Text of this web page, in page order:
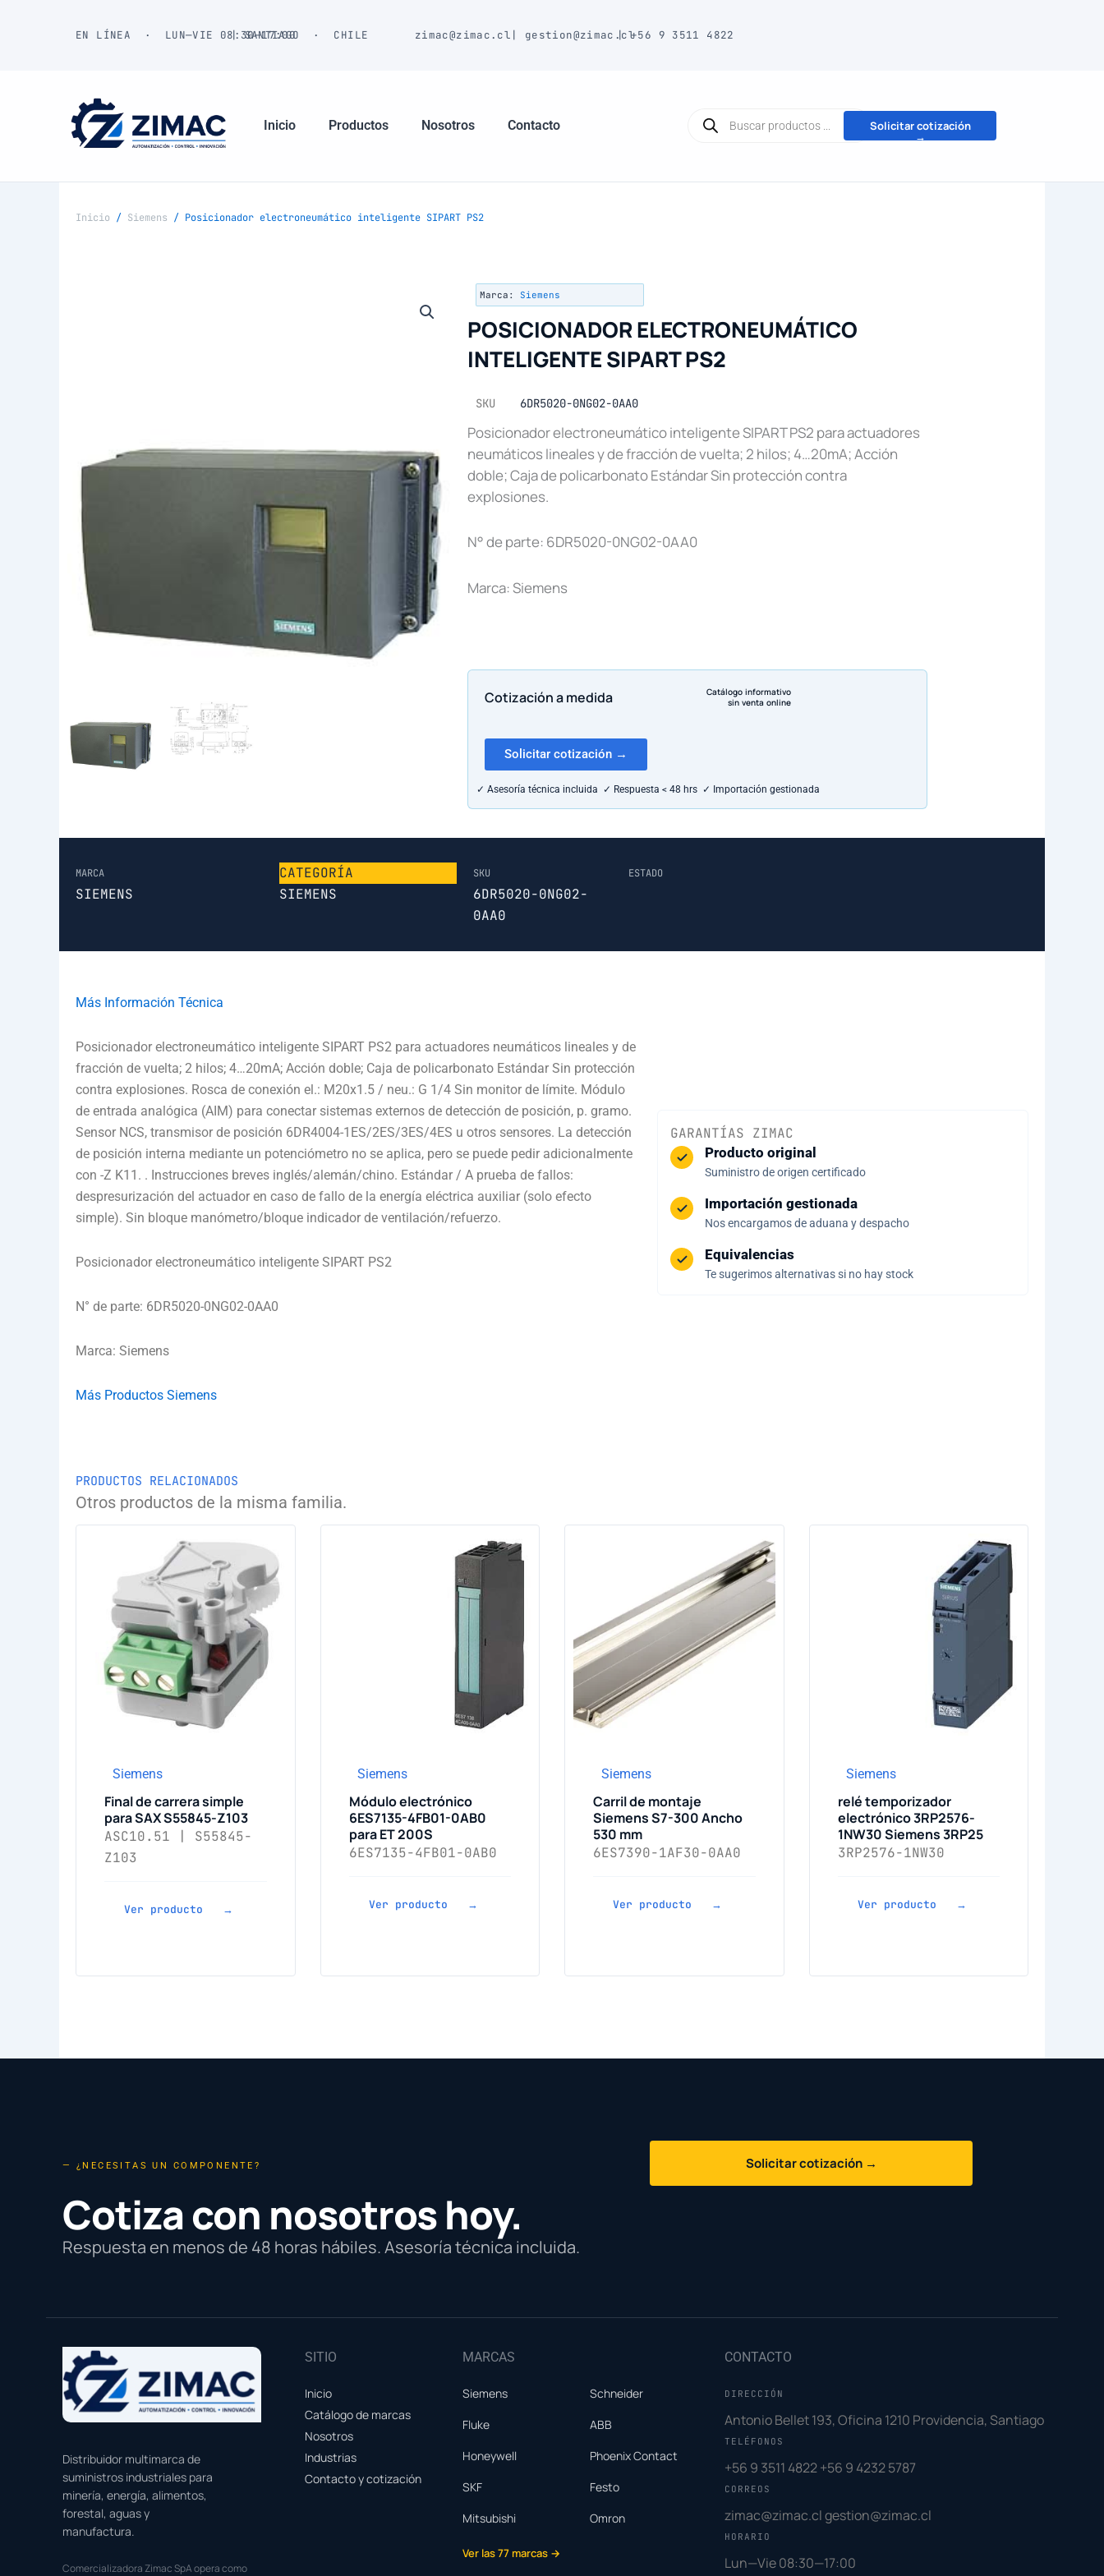
EN LÍNEA · LUN—VIE 08:30—17:00| SANTIAGO · CHILE zimac@zimac.cl | gestion@zimac.cl
|+56 9 3511 4822
Inicio Productos Nosotros Contacto
productos
Solicitar cotización
→
Inicio / Siemens / Posicionador electroneumático inteligente SIPART PS2
Marca: Siemens
POSICIONADOR ELECTRONEUMÁTICO
INTELIGENTE SIPART PS2
SKU 6DR5020-0NG02-0AA0
Posicionador electroneumático inteligente SIPART PS2 para actuadores
neumáticos lineales y de fracción de vuelta; 2 hilos; 4…20mA; Acción
doble; Caja de policarbonato Estándar Sin protección contra
explosiones.
N° de parte: 6DR5020-0NG02-0AA0
Marca: Siemens
Cotización a medida
Catálogo informativo
sin venta online
Solicitar cotización →
✓ Asesoría técnica incluida ✓ Respuesta < 48 hrs ✓ Importación gestionada
MARCA
SIEMENS
CATEGORÍA
SIEMENS
SKU
6DR5020-0NG02-
0AA0
ESTADO
Más Información Técnica
Posicionador electroneumático inteligente SIPART PS2 para actuadores neumáticos lineales y de
fracción de vuelta; 2 hilos; 4…20mA; Acción doble; Caja de policarbonato Estándar Sin protección
contra explosiones. Rosca de conexión el.: M20x1.5 / neu.: G 1/4 Sin monitor de límite. Módulo
de entrada analógica (AIM) para conectar sistemas externos de detección de posición, p. gramo.
Sensor NCS, transmisor de posición 6DR4004-1ES/2ES/3ES/4ES u otros sensores. La detección
de posición interna mediante un potenciómetro no se aplica, pero se puede pedir adicionalmente
con -Z K11. . Instrucciones breves inglés/alemán/chino. Estándar / A prueba de fallos:
despresurización del actuador en caso de fallo de la energía eléctrica auxiliar (solo efecto
simple). Sin bloque manómetro/bloque indicador de ventilación/refuerzo.
Posicionador electroneumático inteligente SIPART PS2
N° de parte: 6DR5020-0NG02-0AA0
Marca: Siemens
Más Productos Siemens
GARANTÍAS ZIMAC
Producto original
Suministro de origen certificado
Importación gestionada
Nos encargamos de aduana y despacho
Equivalencias
Te sugerimos alternativas si no hay stock
PRODUCTOS RELACIONADOS
Otros productos de la misma familia.
Siemens
Final de carrera simple
para SAX S55845-Z103
ASC10.51 | S55845-
Z103
Ver producto →
Siemens
Módulo electrónico
6ES7135-4FB01-0AB0
para ET 200S
6ES7135-4FB01-0AB0
Ver producto →
Siemens
Carril de montaje
Siemens S7-300 Ancho
530 mm
6ES7390-1AF30-0AA0
Ver producto →
Siemens
relé temporizador
electrónico 3RP2576-
1NW30 Siemens 3RP25
3RP2576-1NW30
Ver producto →
— ¿NECESITAS UN COMPONENTE?
Cotiza con nosotros hoy.
Respuesta en menos de 48 horas hábiles. Asesoría técnica incluida.
Solicitar cotización →
Distribuidor multimarca de
suministros industriales para
minería, energía, alimentos,
forestal, aguas y
manufactura.
Comercializadora Zimac SpA opera como
SITIO
Inicio
Catálogo de marcas
Nosotros
Industrias
Contacto y cotización
MARCAS
Siemens
Schneider
Fluke
ABB
Honeywell
Phoenix Contact
SKF
Festo
Mitsubishi
Omron
Ver las 77 marcas →
CONTACTO
DIRECCIÓN
Antonio Bellet 193, Oficina 1210 Providencia, Santiago
TELÉFONOS
+56 9 3511 4822 +56 9 4232 5787
CORREOS
zimac@zimac.clgestion@zimac.cl
HORARIO
Lun—Vie 08:30—17:00